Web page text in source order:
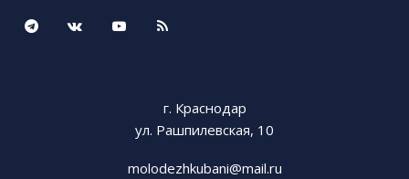
г. Краснодар
ул. Рашпилевская, 10
molodezhkubani@mail.ru